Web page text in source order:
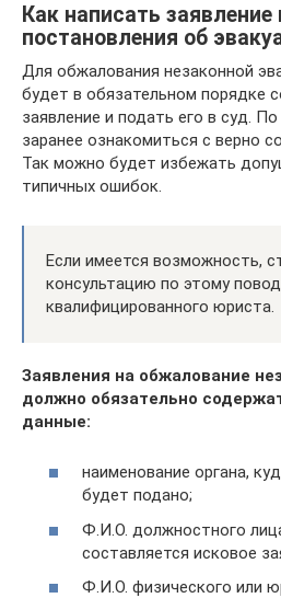
Как написать
постановления об
Для обжалования незаконной
будет в обязательном порядке
заявление и подать его в суд.
заранее ознакомиться с верно
Так можно будет избежать
типичных ошибок.
Если имеется возможность,
консультацию по этому
квалифицированного юриста.
Заявления на обжалование
должно обязательно
данные:
наименование органа,
будет подано;
Ф.И.О. должностного
составляется исковое
Ф.И.О. физического или